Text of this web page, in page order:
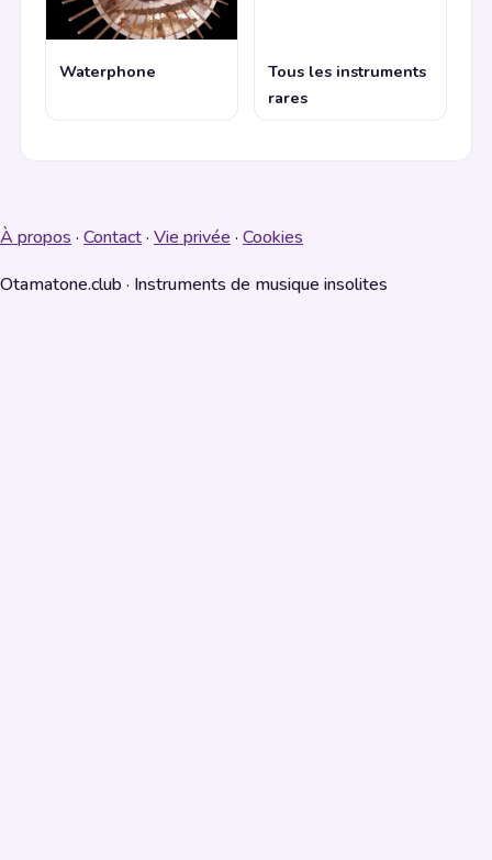
Waterphone
Tous les instruments
rares
À propos · Contact· Vie privée · Cookies
Otamatone.club · Instruments de musique insolites